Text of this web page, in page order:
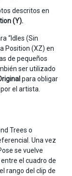
descritos en
(Y).
“Idles (Sin
Position (XZ) en
de pequeños
ser utilizado
para obligar
el artista.
Trees o
Una vez
se vuelve
el cuadro de
rango del clip de